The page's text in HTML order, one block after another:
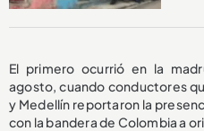
El primero ocurrió en la
agosto, cuando conductores
y Medellín reportaron la
con la bandera de Colombia a